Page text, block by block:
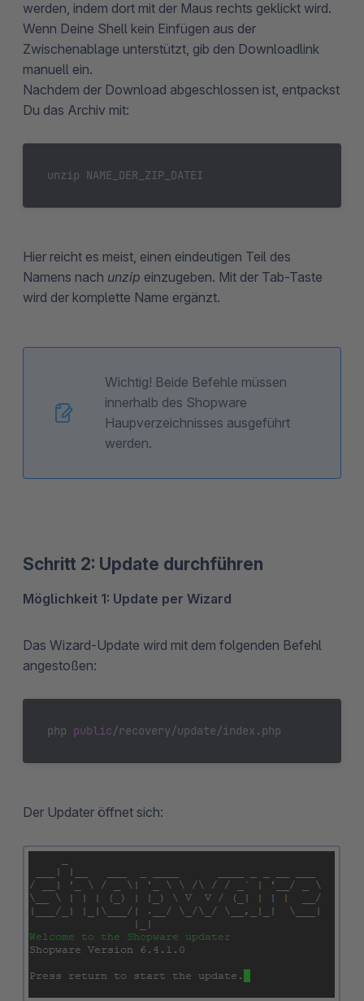
werden, indem dort mit der Maus rechts geklickt wird.
Wenn Deine Shell kein Einfügen aus der
Zwischenablage unterstützt, gib den Downloadlink
manuell ein.
Nachdem der Download abgeschlossen ist, entpackst
Du das Archiv mit:
unzip NAME_DER_ZIP_DATEI
Hier reicht es meist, einen eindeutigen Teil des
Namens nach unzip einzugeben. Mit der Tab-Taste
wird der komplette Name ergänzt.
Wichtig! Beide Befehle müssen
innerhalb des Shopware
Haupverzeichnisses ausgeführt
werden.
Schritt 2: Update durchführen
Möglichkeit 1: Update per Wizard
Das Wizard-Update wird mit dem folgenden Befehl
angestoßen:
php public
Der Updater öffnet sich: